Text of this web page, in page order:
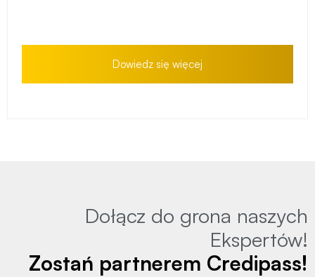
Dowiedz się więcej
Dołącz do grona naszych
Ekspertów!
Zostań partnerem Credipass!